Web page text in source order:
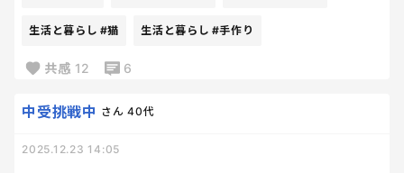
かなりトラウマ化してマジで知らん人の家庭的手作
ラッピングしないだろうし、、😇
どすぎる、、
生活と暮らし #猫 生活と暮らし #手作り
共感 12 6
中受挑戦中 さん 40代
2025.12.23 14:05